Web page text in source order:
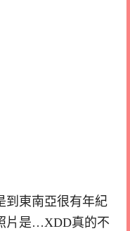
到東南亞很有年紀
片是…XDD真的不